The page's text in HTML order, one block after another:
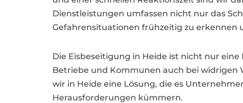
Dienstleistungen umfassen nicht nur das
Gefahrensituationen frühzeitig zu erkennen
Die Eisbeseitigung in Heide ist nicht nur
Betriebe und Kommunen auch bei widrigen
wir in Heide eine Lösung, die es
Herausforderungen kümmern.